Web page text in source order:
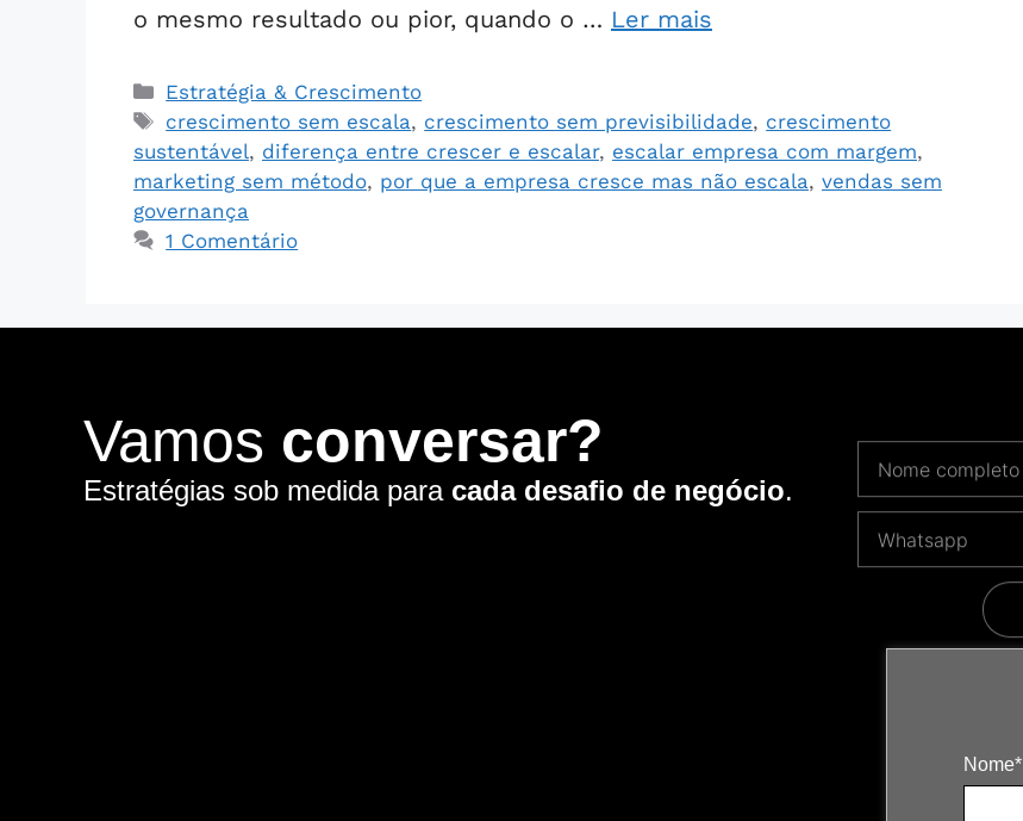
Nome*
o mesmo resultado ou pior, quando o … Ler mais
Estratégia & Crescimento
crescimento sem escala, crescimento sem previsibilidade, crescimento
sustentável, diferença entre crescer e escalar, escalar empresa com margem,
marketing sem método, por que a empresa cresce mas não escala, vendas sem
governança
1 Comentário
Vamos conversar?
Estratégias sob medida para cada desafio de negócio.